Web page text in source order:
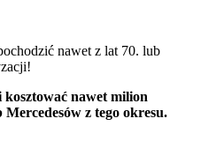
nawet z lat 70. lub
nawet milion
z tego okresu.